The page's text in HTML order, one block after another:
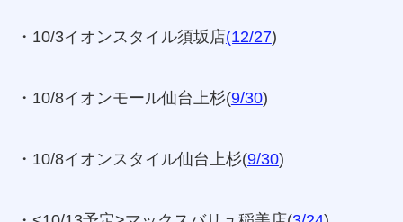
・10/3イオンスタイル須坂店(12/27)
・10/8イオンモール仙台上杉(9/30)
・10/8イオンスタイル仙台上杉(9/30)